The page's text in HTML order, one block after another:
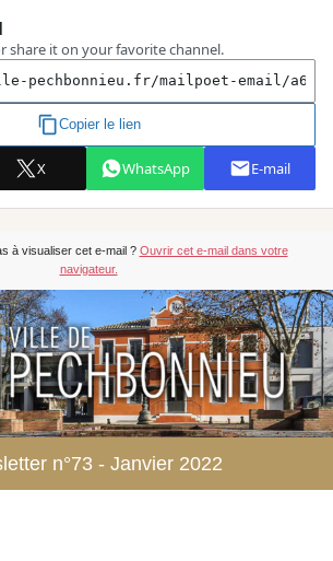
à visualiser cet e-mail ? Ouvrir cet e-mail dans votre
navigateur.
n°73 - Janvier 2022